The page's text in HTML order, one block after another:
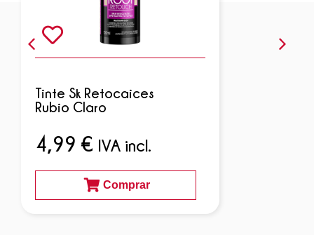
Tinte Sk Retocaices
Rubio Claro
4,99€ IVA incl.
Comprar